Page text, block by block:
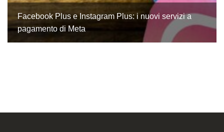
Facebook Plus e Instagram Plus: i nuovi servizi a
pagamento di Meta